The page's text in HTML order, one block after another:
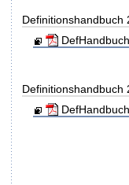
Definitionshandbuch
Definitionshandbuch